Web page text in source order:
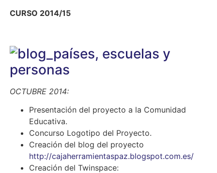
CURSO 2014/15
OCTUBRE 2014:
Presentación del proyecto a la Comunidad
Educativa.
Concurso Logotipo del Proyecto.
Creación del blog del proyecto
http://cajaherramientaspaz.blogspot.com.es/
Creación del Twinspace: